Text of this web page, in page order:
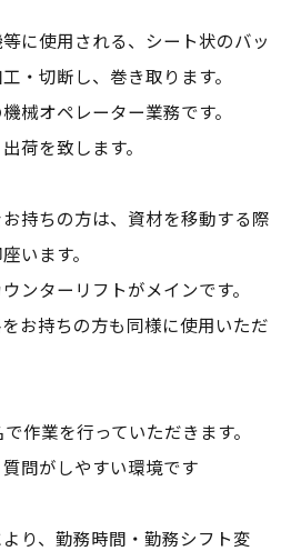
に使用される、シート状のバッ
・切断し、巻き取ります。
械オペレーター業務です。
荷を致します。
持ちの方は、資材を移動する際
います。
ンターリフトがメインです。
お持ちの方も同様に使用いただ
作業を行っていただきます。
問がしやすい環境です
り、勤務時間・勤務シフト変